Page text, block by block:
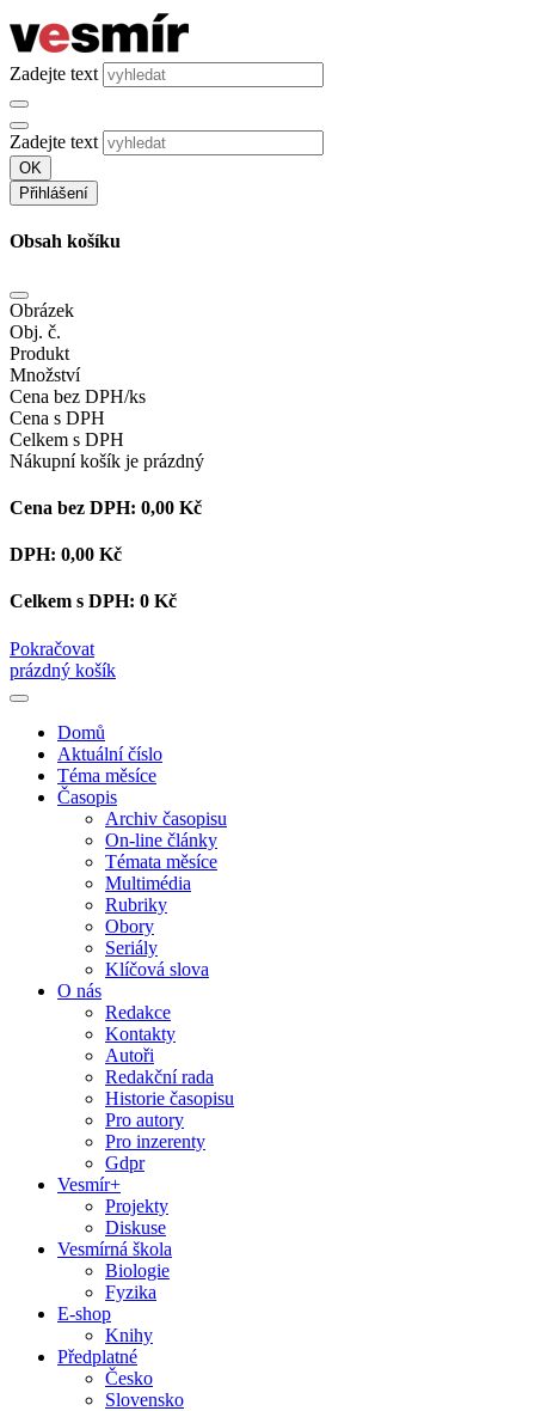
Zadejte text
Zadejte text
OK
Přihlášení
Obsah košíku
Obrázek
Obj. č.
Produkt
Množství
Cena bez DPH/ks
Cena s DPH
Celkem s DPH
Nákupní košík je prázdný
Cena bez DPH: 0,00 Kč
DPH: 0,00 Kč
Celkem s DPH: 0 Kč
Pokračovat
prázdný košík
Domů
Aktuální číslo
Téma měsíce
Časopis
Archiv časopisu
On-line články
Témata měsíce
Multimédia
Rubriky
Obory
Seriály
Klíčová slova
O nás
Redakce
Kontakty
Autoři
Redakční rada
Historie časopisu
Pro autory
Pro inzerenty
Gdpr
Vesmír+
Projekty
Diskuse
Vesmírná škola
Biologie
Fyzika
E-shop
Knihy
Předplatné
Česko
Slovensko